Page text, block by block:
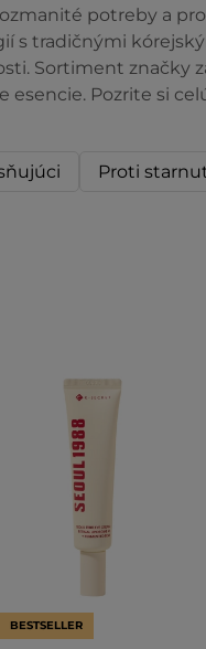
potreby a
tradičnými
Sortiment značky
esencie. Pozrite si
Proti
BESTSELLER